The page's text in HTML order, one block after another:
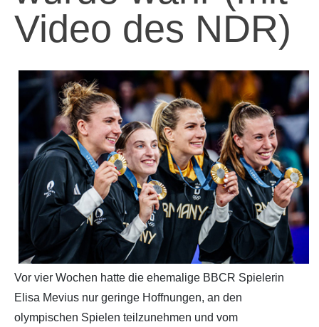
Video des NDR)
Vor vier Wochen hatte die ehemalige BBCR Spielerin
Elisa Mevius nur geringe Hoffnungen, an den
olympischen Spielen teilzunehmen und vom
Partner
Historie
Hallenübersicht
Links zum BVSH u. a.
Trainerabrechnung
Rechtliches